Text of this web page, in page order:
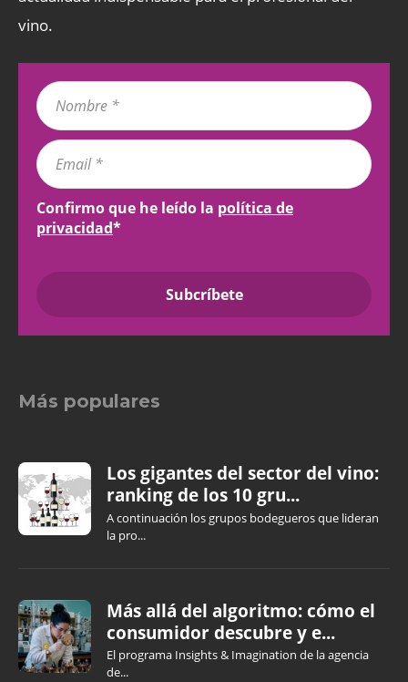
vino.
Confirmo que he leído la política de
privacidad*
Más populares
Los gigantes del sector del vino:
ranking de los 10 gru...
A continuación los grupos bodegueros que lideran
la pro...
Más allá del algoritmo: cómo el
consumidor descubre y e...
El programa Insights & Imagination de la agencia
de...